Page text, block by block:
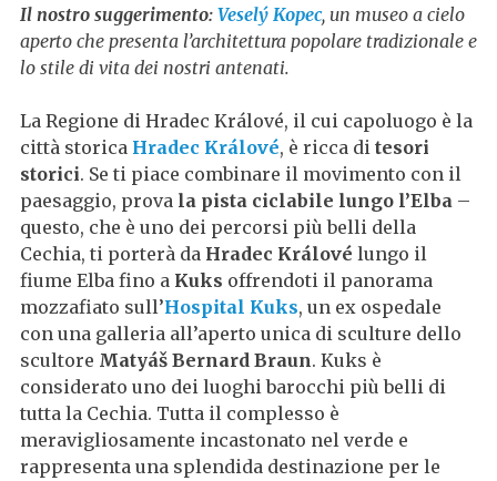
Il nostro suggerimento: Veselý Kopec, un museo a cielo
aperto che presenta l’architettura popolare tradizionale e
lo stile di vita dei nostri antenati.
La Regione di Hradec Králové, il cui capoluogo è la
città storica Hradec Králové, è ricca di tesori
storici. Se ti piace combinare il movimento con il
paesaggio, prova la pista ciclabile lungo l’Elba –
questo, che è uno dei percorsi più belli della
Cechia, ti porterà da Hradec Králové lungo il
fiume Elba fino a Kuks offrendoti il panorama
mozzafiato sull’Hospital Kuks, un ex ospedale
con una galleria all’aperto unica di sculture dello
scultore Matyáš Bernard Braun. Kuks è
considerato uno dei luoghi barocchi più belli di
tutta la Cechia. Tutta il complesso è
meravigliosamente incastonato nel verde e
rappresenta una splendida destinazione per le